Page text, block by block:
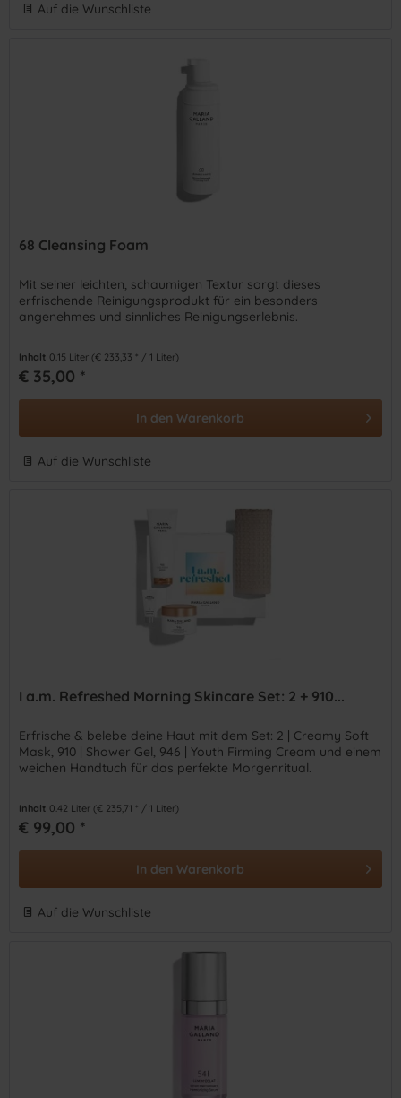
Auf die Wunschliste
68 Cleansing Foam
Mit seiner leichten, schaumigen Textur sorgt dieses
erfrischende Reinigungsprodukt für ein besonders
angenehmes und sinnliches Reinigungserlebnis.
Inhalt 0.15 Liter (€ 233,33 * / 1 Liter)
€ 35,00 *
In den Warenkorb
Auf die Wunschliste
I a.m. Refreshed Morning Skincare Set: 2 + 910...
Erfrische & belebe deine Haut mit dem Set: 2 | Creamy Soft
Mask, 910 | Shower Gel, 946 | Youth Firming Cream und einem
weichen Handtuch für das perfekte Morgenritual.
Inhalt 0.42 Liter (€ 235,71 * / 1 Liter)
€ 99,00 *
In den Warenkorb
Auf die Wunschliste